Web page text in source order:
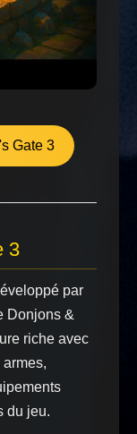
Gate 3
3
par
Donjons &
riche avec
du jeu.